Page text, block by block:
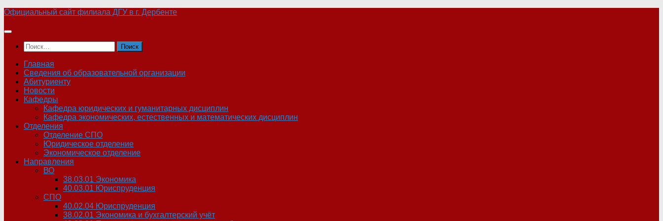
Skip
content
Официальный сайт филиала ДГУ в г. Дербенте
Найти:
Главная
Сведения об образовательной организации
Абитуриенту
Новости
Кафедры
Кафедра юридических и гуманитарных дисциплин
Кафедра экономических, естественных и математических дисциплин
Отделения
Отделение СПО
Юридическое отделение
Экономическое отделение
Направления
ВО
38.03.01 Экономика
40.03.01 Юриспруденция
СПО
40.02.04 Юриспруденция
38.02.01 Экономика и бухгалтерский учёт